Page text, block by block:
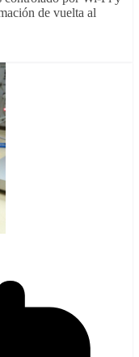
de vuelta al